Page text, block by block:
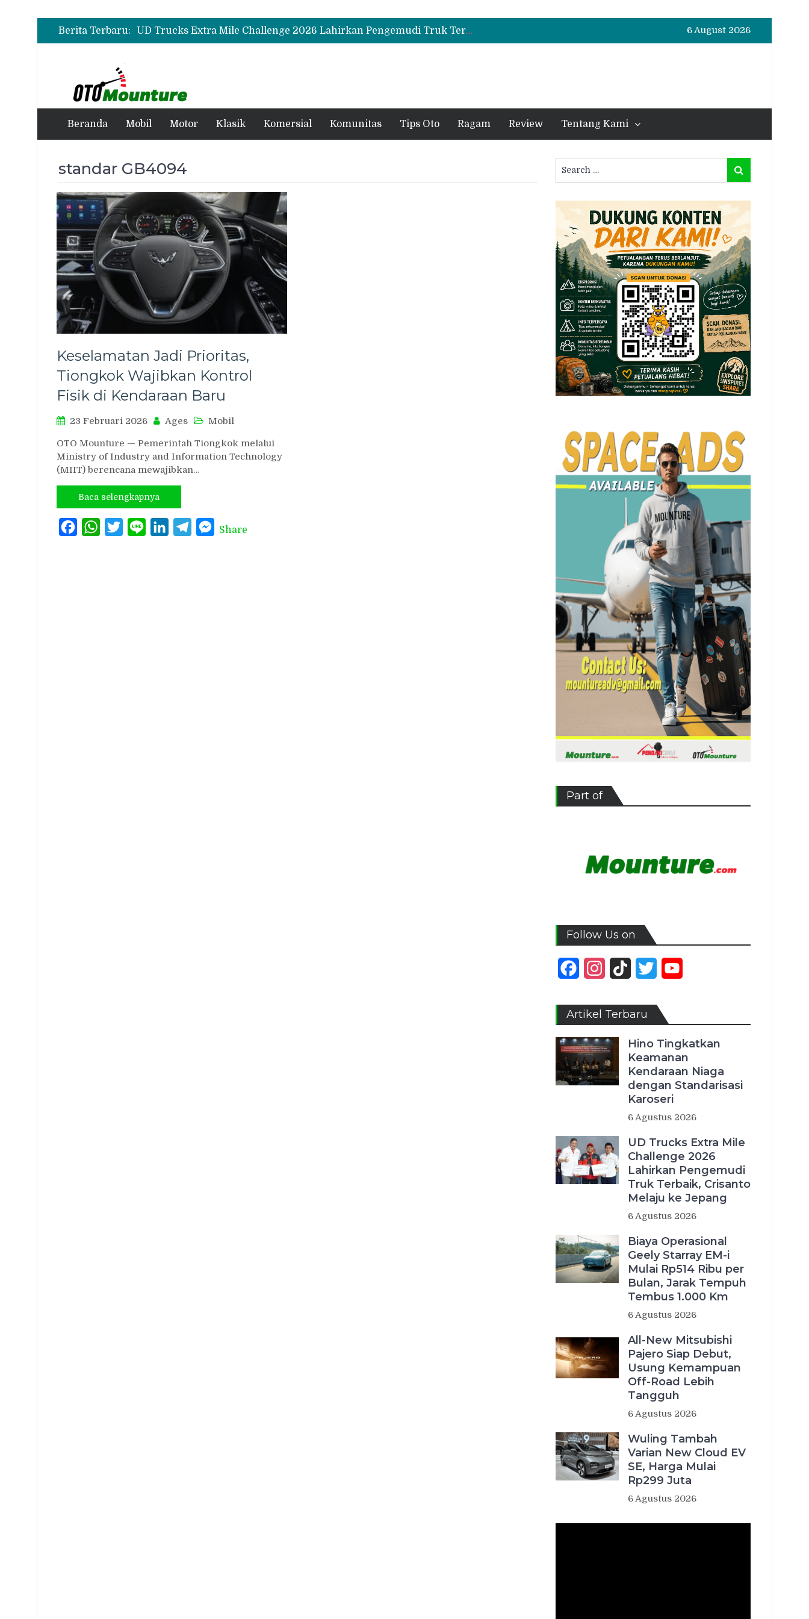
Berita Terbaru:
Hino Tingkatkan Keamanan Kendaraan Niaga dengan Standarisasi Karoseri
UD Trucks Extra Mile Challenge 2026 Lahirkan Pengemudi Truk Terbaik, Crisanto Melaju ke Jepang
Biaya Operasional Geely Starray EM-i Mulai Rp514 Ribu per Bulan, Jarak Tempuh Tembus 1.000 Km
6 August 2026
Beranda Mobil Motor Klasik Komersial Komunitas Tips Oto Ragam Review Tentang Kami
standar GB4094
Keselamatan Jadi Prioritas,
Tiongkok Wajibkan Kontrol
Fisik di Kendaraan Baru
23 Februari 2026 Ages Mobil
OTO Mounture — Pemerintah Tiongkok melalui
Ministry of Industry and Information Technology
(MIIT) berencana mewajibkan…
Baca selengkapnya
FacebookWhatsAppTwitterLine LinkedInTelegramMessenger
Share
for:
Search
Part of
Follow Us on
FacebookInstagram
TikTok Twitter
Artikel Terbaru
Hino Tingkatkan
Keamanan
Kendaraan Niaga
dengan Standarisasi
Karoseri
6 Agustus 2026
UD Trucks Extra Mile
Challenge 2026
Lahirkan Pengemudi
Truk Terbaik, Crisanto
Melaju ke Jepang
6 Agustus 2026
Biaya Operasional
Geely Starray EM-i
Mulai Rp514 Ribu per
Bulan, Jarak Tempuh
Tembus 1.000 Km
6 Agustus 2026
All-New Mitsubishi
Pajero Siap Debut,
Usung Kemampuan
Off-Road Lebih
Tangguh
6 Agustus 2026
Wuling Tambah
Varian New Cloud EV
SE, Harga Mulai
Rp299 Juta
6 Agustus 2026